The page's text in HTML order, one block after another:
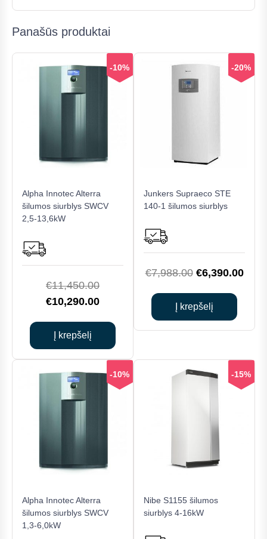
Panašūs produktai
-10%
Alpha Innotec Alterra
šilumos siurblys SWCV
2,5-13,6kW
€11,450.00Original
price
€11,450.00.
€10,290.00Current
€10,290.00.
Į krepšelį
-20%
Junkers Supraeco STE
140-1 šilumos siurblys
€7,988.00 Original
was:
€7,988.00.
€6,390.00
Į krepšelį
-10%
Alpha Innotec Alterra
šilumos siurblys SWCV
1,3-6,0kW
-15%
Nibe S1155 šilumos
siurblys 4-16kW